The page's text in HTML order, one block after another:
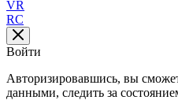
VR
RC
Войти
Авторизировавшись, вы
данными, следить за